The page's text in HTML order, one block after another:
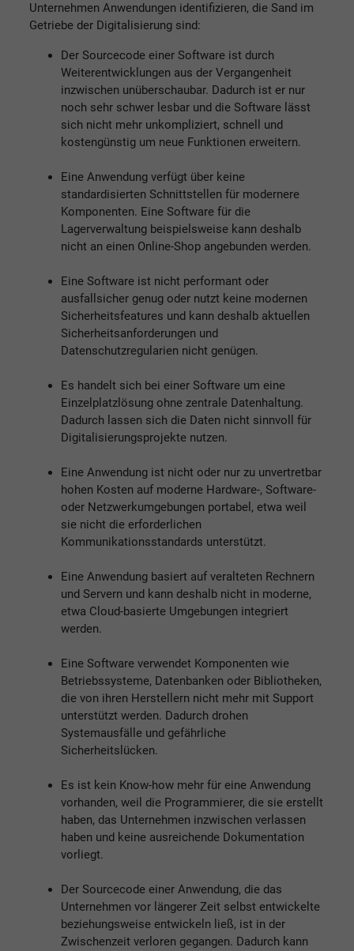
Unternehmen Anwendungen identifizieren, die Sand im
Getriebe der Digitalisierung sind:
Der Sourcecode einer Software ist durch
Weiterentwicklungen aus der Vergangenheit
inzwischen unüberschaubar. Dadurch ist er nur
noch sehr schwer lesbar und die Software lässt
sich nicht mehr unkompliziert, schnell und
kostengünstig um neue Funktionen erweitern.
Eine Anwendung verfügt über keine
standardisierten Schnittstellen für modernere
Komponenten. Eine Software für die
Lagerverwaltung beispielsweise kann deshalb
nicht an einen Online-Shop angebunden werden.
Eine Software ist nicht performant oder
ausfallsicher genug oder nutzt keine modernen
Sicherheitsfeatures und kann deshalb aktuellen
Sicherheitsanforderungen und
Datenschutzregularien nicht genügen.
Es handelt sich bei einer Software um eine
Einzelplatzlösung ohne zentrale Datenhaltung.
Dadurch lassen sich die Daten nicht sinnvoll für
Digitalisierungsprojekte nutzen.
Eine Anwendung ist nicht oder nur zu unvertretbar
hohen Kosten auf moderne Hardware-, Software-
oder Netzwerkumgebungen portabel, etwa weil
sie nicht die erforderlichen
Kommunikationsstandards unterstützt.
Eine Anwendung basiert auf veralteten Rechnern
und Servern und kann deshalb nicht in moderne,
etwa Cloud-basierte Umgebungen integriert
werden.
Eine Software verwendet Komponenten wie
Betriebssysteme, Datenbanken oder Bibliotheken,
die von ihren Herstellern nicht mehr mit Support
unterstützt werden. Dadurch drohen
Systemausfälle und gefährliche
Sicherheitslücken.
Es ist kein Know-how mehr für eine Anwendung
vorhanden, weil die Programmierer, die sie erstellt
haben, das Unternehmen inzwischen verlassen
haben und keine ausreichende Dokumentation
vorliegt.
Der Sourcecode einer Anwendung, die das
Unternehmen vor längerer Zeit selbst entwickelte
beziehungsweise entwickeln ließ, ist in der
Zwischenzeit verloren gegangen. Dadurch kann